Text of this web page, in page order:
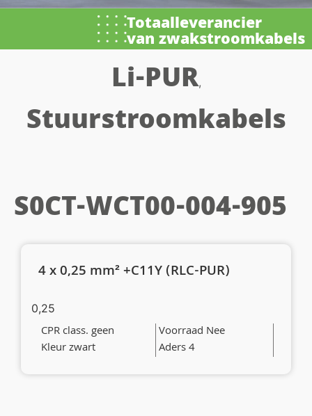
Totaalleverancier
van zwakstroomkabels
Li-PUR,
Stuurstroomkabels
S0CT-WCT00-004-905
4 x 0,25 mm² +C11Y (RLC-PUR)
0,25
CPR class. geen
Voorraad Nee
Kleur zwart
Aders 4